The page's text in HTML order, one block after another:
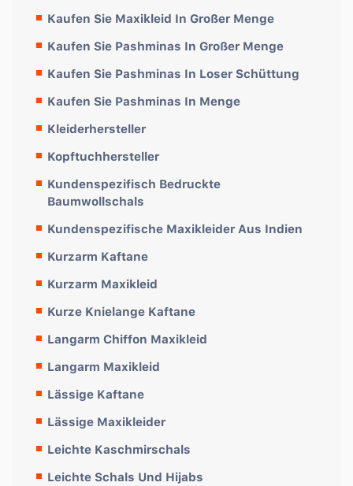
Kaufen Sie Maxikleid In Großer Menge
Kaufen Sie Pashminas In Großer Menge
Kaufen Sie Pashminas In Loser Schüttung
Kaufen Sie Pashminas In Menge
Kleiderhersteller
Kopftuchhersteller
Kundenspezifisch Bedruckte
Baumwollschals
Kundenspezifische Maxikleider Aus Indien
Kurzarm Kaftane
Kurzarm Maxikleid
Kurze Knielange Kaftane
Langarm Chiffon Maxikleid
Langarm Maxikleid
Lässige Kaftane
Lässige Maxikleider
Leichte Kaschmirschals
Leichte Schals Und Hijabs